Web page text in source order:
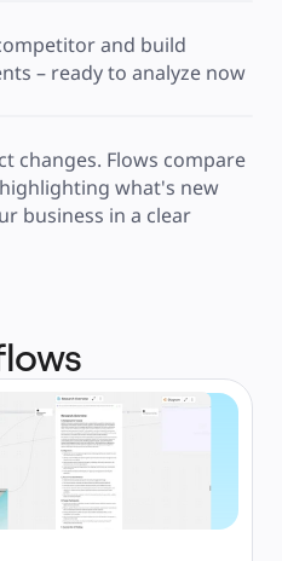
and build
– ready to analyze now
changes. Flows compare
what's new
business in a clear